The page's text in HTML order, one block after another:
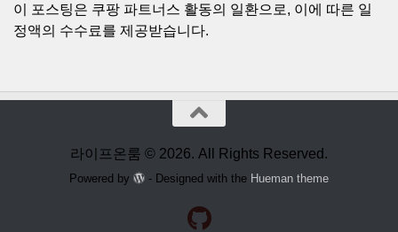
이 포스팅은 쿠팡 파트너스 활동의 일환으로, 이에 따른 일
정액의 수수료를 제공받습니다.
라이프온룸 © 2026. All Rights Reserved.
Powered by - Designed with the Hueman theme